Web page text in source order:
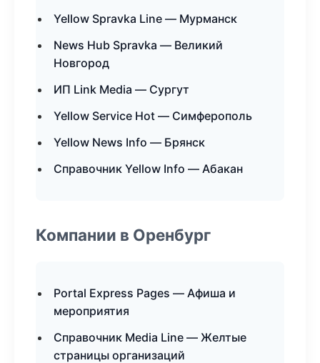
Yellow Spravka Line — Мурманск
News Hub Spravka — Великий
Новгород
ИП Link Media — Сургут
Yellow Service Hot — Симферополь
Yellow News Info — Брянск
Справочник Yellow Info — Абакан
Компании в Оренбург
Portal Express Pages — Афиша и
мероприятия
Справочник Media Line — Желтые
страницы организаций